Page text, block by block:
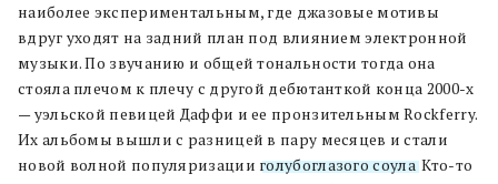
наиболее экспериментальным, где джазовые мотивы
вдруг уходят на задний план под влиянием электронной
музыки. По звучанию и общей тональности тогда она
стояла плечом к плечу с другой дебютанткой конца 2000-х
— уэльской певицей Даффи и ее пронзительным Rockferry.
Их альбомы вышли с разницей в пару месяцев и стали
новой волной популяризации голубоглазого соула. Кто-то